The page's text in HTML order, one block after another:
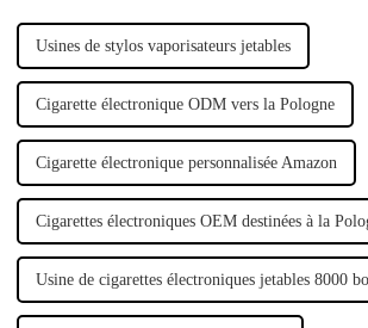
Usines de stylos vaporisateurs jetables
Cigarette électronique ODM vers la Pologne
Cigarette électronique personnalisée Amazon
Cigarettes électroniques OEM destinées à la
Usine de cigarettes électroniques jetables 8000